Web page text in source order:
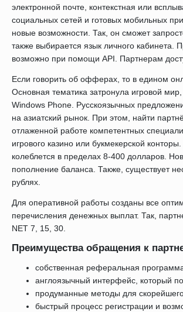
электронной почте, контекстная или
социальных сетей и готовых мобильных
новые возможности. Так, он сможет
также выбирается язык личного кабинета.
возможно при помощи API. Партнерам
Если говорить об офферах, то в едином
Основная тематика затронула игровой
Windows Phone. Русскоязычных
на азиатский рынок. При этом, найти
отлаженной работе компетентных
игрового казино или букмекерской
колеблется в пределах 8-400 долларов.
пополнение баланса. Также, существует
рублях.
Для оперативной работы созданы все
перечисления денежных выплат. Так,
NET 7, 15, 30.
Преимущества обращения к
собственная реферальная
англоязычный интерфейс, который
продуманные методы для
быстрый процесс регистрации и